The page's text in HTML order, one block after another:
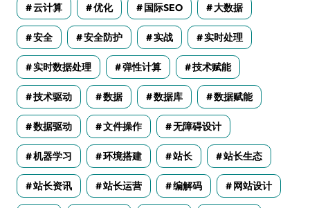
云计算 优化 国际SEO 大数据
安全 安全防护 实战 实时处理
实时数据处理 弹性计算 技术赋能
技术驱动 数据 数据库 数据赋能
数据驱动 文件操作 无障碍设计
机器学习 环境搭建 站长 站长生态
站长资讯 站长运营 编解码 网站设计